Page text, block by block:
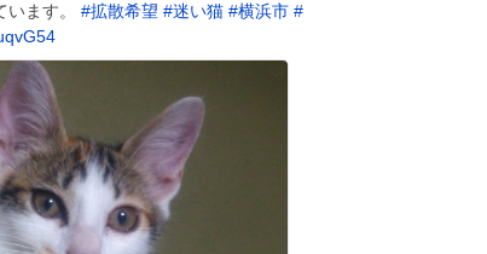
います。 #拡散希望 #迷い猫 #横浜市 #